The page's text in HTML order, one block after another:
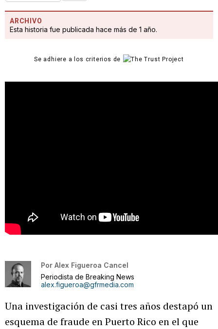
ARCHIVO
Esta historia fue publicada hace más de 1 año.
Se adhiere a los criterios de
Por Alex Figueroa Cancel
Periodista de Breaking News
alex.figueroa@gfrmedia.com
Una investigación de casi tres años destapó un
esquema de fraude en Puerto Rico en el que